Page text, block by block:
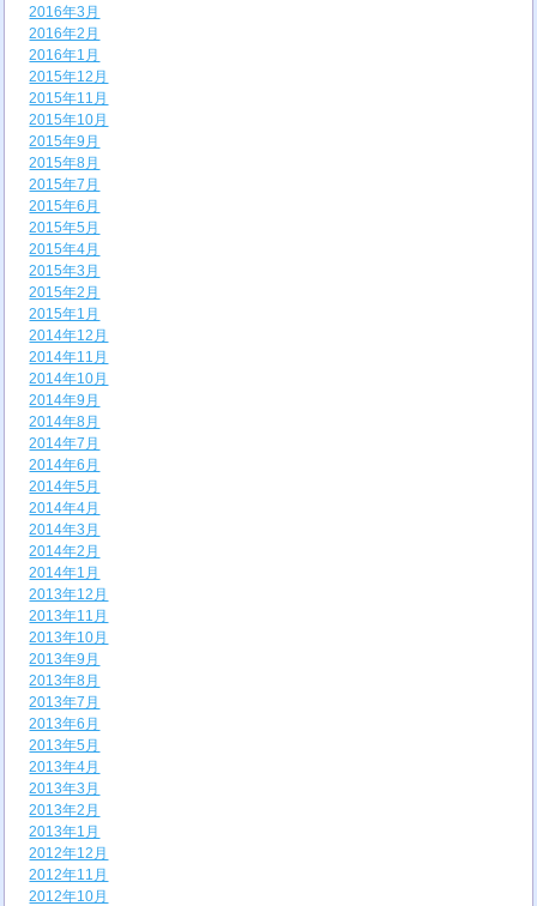
2016年3月
2016年2月
2016年1月
2015年12月
2015年11月
2015年10月
2015年9月
2015年8月
2015年7月
2015年6月
2015年5月
2015年4月
2015年3月
2015年2月
2015年1月
2014年12月
2014年11月
2014年10月
2014年9月
2014年8月
2014年7月
2014年6月
2014年5月
2014年4月
2014年3月
2014年2月
2014年1月
2013年12月
2013年11月
2013年10月
2013年9月
2013年8月
2013年7月
2013年6月
2013年5月
2013年4月
2013年3月
2013年2月
2013年1月
2012年12月
2012年11月
2012年10月